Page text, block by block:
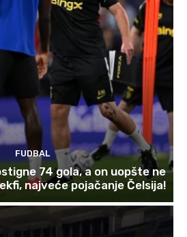
FUDBAL
74 gola, a on uopšte ne
najveće pojačanje Čelsija!